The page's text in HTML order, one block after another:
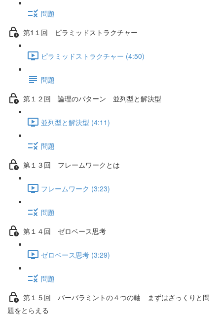
問題
第1１回 ピラミッドストラクチャー
ピラミッドストラクチャー (4:50)
問題
第１２回 論理のパターン 並列型と解決型
並列型と解決型 (4:11)
問題
第１３回 フレームワークとは
フレームワーク (3:23)
問題
第１４回 ゼロベース思考
ゼロベース思考 (3:29)
問題
第１５回 バーバラミントの４つの軸 まずはざっくりと問
題をとらえる